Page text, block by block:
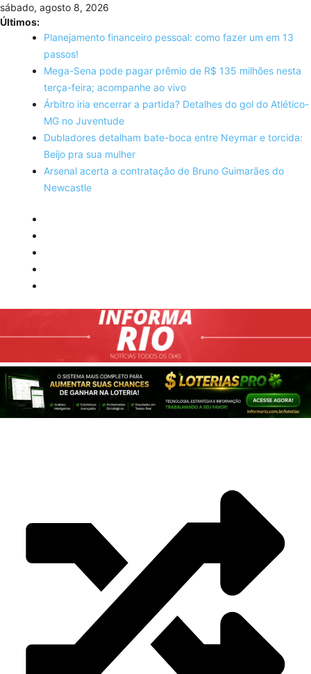
Skip
to
content
sábado, agosto 8, 2026
Últimos:
Planejamento financeiro pessoal: como fazer um em 13
passos!
Mega-Sena pode pagar prêmio de R$ 135 milhões nesta
terça-feira; acompanhe ao vivo
Árbitro iria encerrar a partida? Detalhes do gol do Atlético-
MG no Juventude
Dubladores detalham bate-boca entre Neymar e torcida:
Beijo pra sua mulher
Arsenal acerta a contratação de Bruno Guimarães do
Newcastle